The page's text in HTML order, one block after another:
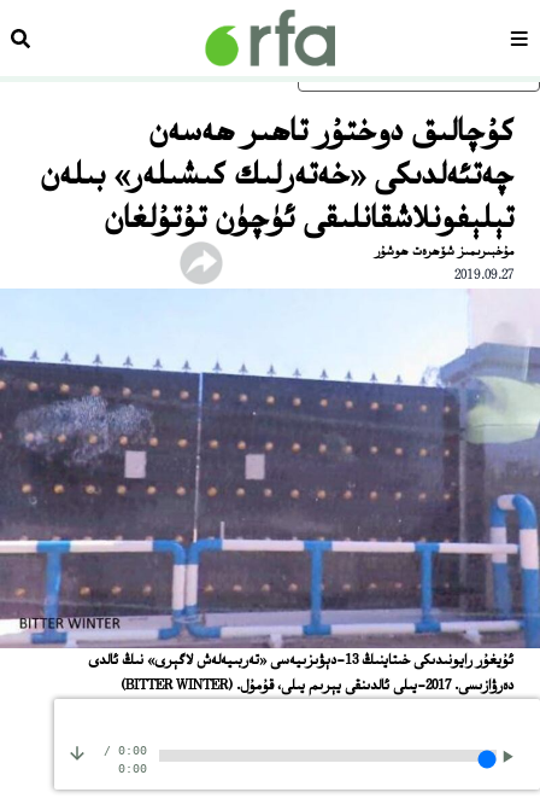
ئاساسلىق مەزمۇنغا ئاتلاڭسەھىپە
كۇچالىق دوختۇر تاھىر ھەسەن
چەتئەلدىكى «خەتەرلىك كىشىلەر» بىلەن
تېلېفونلاشقانلىقى ئۈچۈن تۇتۇلغان
مۇخبىرىمىز شۆھرەت ھوشۇر
2019.09.27
ئۇيغۇر رايونىدىكى خىتاينىڭ 13-دېۋىزىيەسى «تەربىيەلەش لاگېرى» نىڭ ئالدى
دەرۋازىسى. 2017-يىلى ئالدىنقى يېرىم يىلى، قۇمۇل.
(BITTER WINTER)
0:00
/
0:00